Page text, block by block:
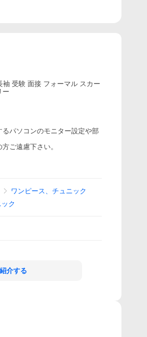
受験 面接 フォーマル スカー
ー
パソコンのモニター設定や部
ご遠慮下さい。
ワンピース、チュニック
ク
介する